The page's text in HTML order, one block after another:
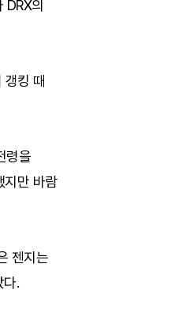
DRX의
갱킹 때
령을
지만 바람
젠지는
다.